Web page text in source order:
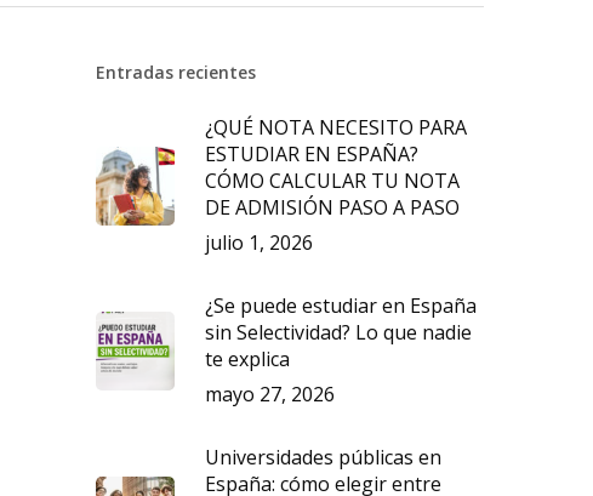
Entradas recientes
¿QUÉ NOTA NECESITO PARA
ESTUDIAR EN ESPAÑA?
CÓMO CALCULAR TU NOTA
DE ADMISIÓN PASO A PASO
julio 1, 2026
¿Se puede estudiar en España
sin Selectividad? Lo que nadie
te explica
mayo 27, 2026
Universidades públicas en
España: cómo elegir entre